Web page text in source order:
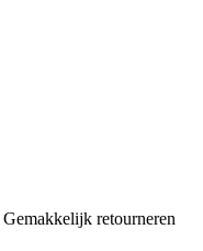
Gemakkelijk retourneren